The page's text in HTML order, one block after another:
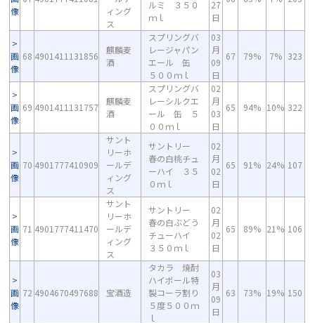
像
ィング
ス
ルミ ３５０
ｍｌ
27
日
画
像
68 4901411131856
麒麟麦
酒
スプリングバ
レージャパン
エール 缶
５００ｍｌ
03
月
09
日
67 79% 7% 323
画
像
69 4901411131757
麒麟麦
酒
スプリングバ
レーシルクエ
ール 缶 ５
００ｍｌ
02
月
03
日
65 94% 10% 322
画
像
70 4901777410909
サント
リーホ
ールデ
ィング
ス
サントリー
春の白桃チュ
ーハイ ３５
０ｍｌ
02
月
02
日
65 91% 24% 107
画
像
71 4901777411470
サント
リーホ
ールデ
ィング
ス
サントリー
春の白ぶどう
チューハイ
３５０ｍｌ
02
月
02
日
65 89% 21% 106
画
像
72 4904670497688 宝酒造
タカラ 焼酎
ハイボール特
製コーラ割り
５度５００ｍ
ｌ
03
月
09
日
63 73% 19% 150